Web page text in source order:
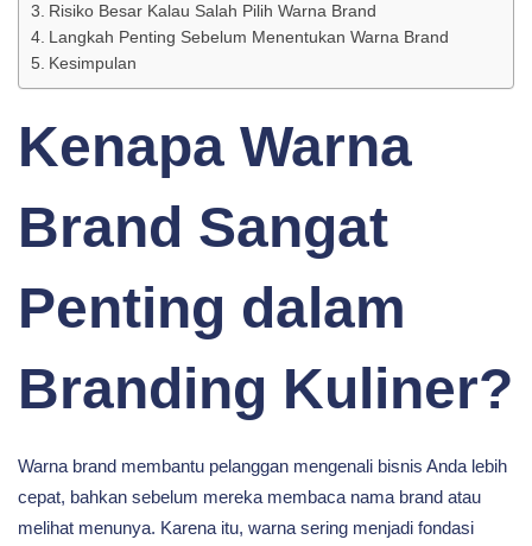
Risiko Besar Kalau Salah Pilih Warna Brand
Langkah Penting Sebelum Menentukan Warna Brand
Kesimpulan
Kenapa Warna
Brand Sangat
Penting dalam
Branding Kuliner?
Warna brand membantu pelanggan mengenali bisnis Anda lebih
cepat, bahkan sebelum mereka membaca nama brand atau
melihat menunya. Karena itu, warna sering menjadi fondasi